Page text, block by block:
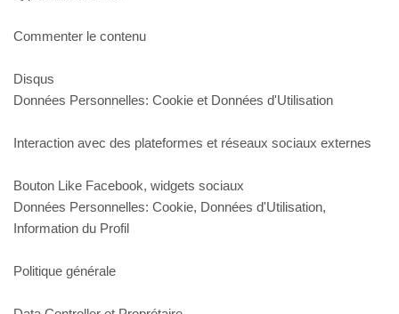
Commenter le contenu
Disqus
Données Personnelles: Cookie et Données d'Utilisation
Interaction avec des plateformes et réseaux sociaux externes
Bouton Like Facebook, widgets sociaux
Données Personnelles: Cookie, Données d'Utilisation,
Information du Profil
Politique générale